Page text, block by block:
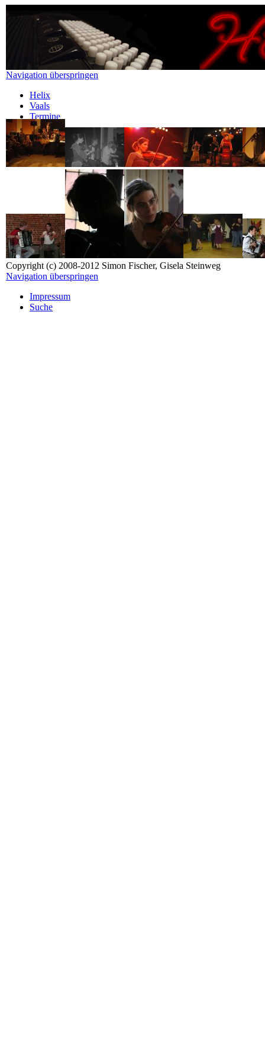
Navigation überspringen
Helix
Vaals
Termine
Gallery
Newsletter
Kontakt
Copyright (c) 2008-2012 Simon Fischer, Gisela Steinweg
Navigation überspringen
Impressum
Suche